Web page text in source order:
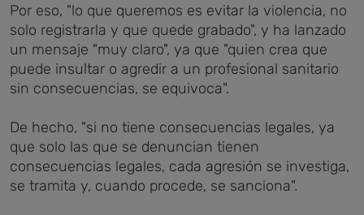
Por eso, "lo que queremos es evitar la violencia, no
solo registrarla y que quede grabado", y ha lanzado
un mensaje "muy claro", ya que "quien crea que
puede insultar o agredir a un profesional sanitario
sin consecuencias, se equivoca".
De hecho, "si no tiene consecuencias legales, ya
que solo las que se denuncian tienen
consecuencias legales, cada agresión se investiga,
se tramita y, cuando procede, se sanciona".